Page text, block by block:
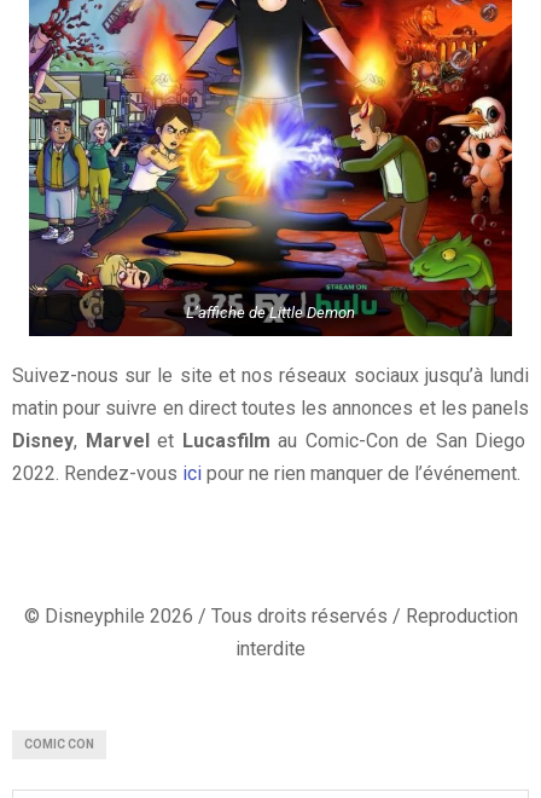
L’affiche de Little Demon
Suivez-nous sur le site et nos réseaux sociaux jusqu’à lundi
matin pour suivre en direct toutes les annonces et les panels
Disney, Marvel et Lucasfilm au Comic-Con de San Diego
2022. Rendez-vous ici pour ne rien manquer de l’événement.
© Disneyphile 2026 / Tous droits réservés / Reproduction
interdite
COMIC CON